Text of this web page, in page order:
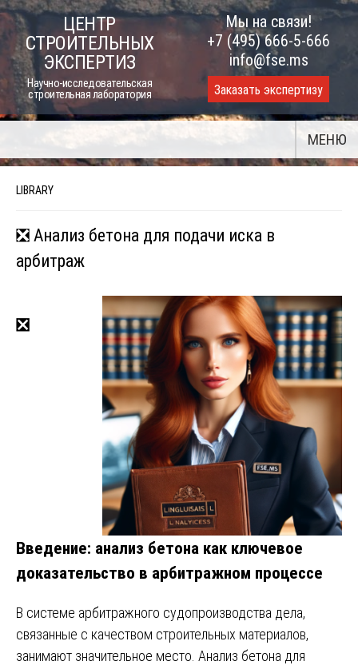
Skip
to
content
ЦЕНТР
СТРОИТЕЛЬНЫХ
ЭКСПЕРТИЗ
Научно-исследовательская
строительная лаборатория
Мы на связи!
+7 (495) 666-5-666
info@fse.ms
Заказать экспертизу
МЕНЮ
LIBRARY
❎ Анализ бетона для подачи иска в
арбитраж
❎
Введение: анализ бетона как ключевое
доказательство в арбитражном процессе
В системе арбитражного судопроизводства дела,
связанные с качеством строительных материалов,
занимают значительное место. Анализ бетона для